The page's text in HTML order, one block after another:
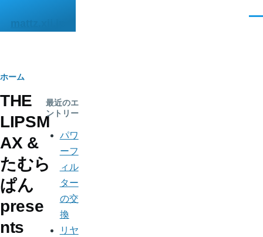
mattz.xii.jp
パ
ン
く
ず
ホーム
THE
LIPSM
AX &
たむら
ぱん
prese
nts
最近のエ
ントリー
パワ
ーフ
ィル
ター
の交
換
リヤ